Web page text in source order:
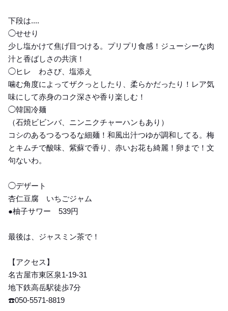
下段は....
◯せせり
少し塩かけて焦げ目つける。プリプリ食感！ジューシーな肉
汁と香ばしさの共演！
◯ヒレ わさび、塩添え
噛む角度によってザクっとしたり、柔らかだったり！レア気
味にして赤身のコク深さや香り楽しむ！
◯韓国冷麺
（石焼ビビンバ、ニンニクチャーハンもあり）
コシのあるつるつるな細麺！和風出汁つゆが調和してる。梅
とキムチで酸味、紫蘇で香り、赤いお花も綺麗！卵まで！文
句ないわ。
◯デザート
杏仁豆腐 いちごジャム
●柚子サワー 539円
最後は、ジャスミン茶で！
【アクセス】
名古屋市東区泉1-19-31
地下鉄高岳駅徒歩7分
☎️050-5571-8819